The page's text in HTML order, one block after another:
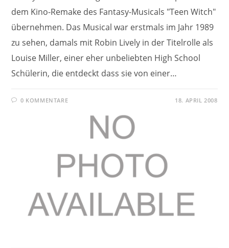
dem Kino-Remake des Fantasy-Musicals "Teen Witch"
übernehmen. Das Musical war erstmals im Jahr 1989
zu sehen, damals mit Robin Lively in der Titelrolle als
Louise Miller, einer eher unbeliebten High School
Schülerin, die entdeckt dass sie von einer…
0 KOMMENTARE 18. APRIL 2008